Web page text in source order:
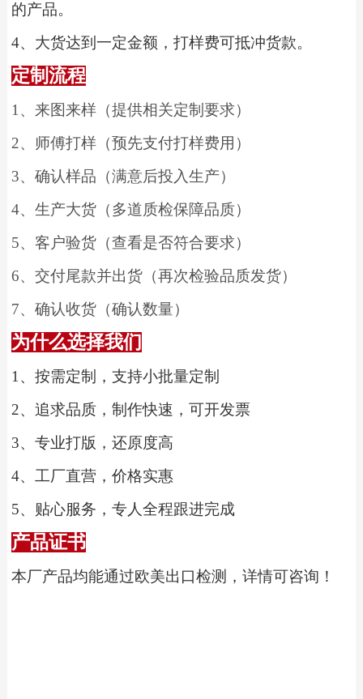
的产品。
4、 大货达到一定金额，打样费可抵冲货款。
定制流程
1 、 来图来样（提供相关定制要求）
2、 师傅打样（预先支付打样费用）
3、 确认样品（满意后投入生产）
4、 生产大货（多道质检保障品质）
5、 客户验货（查看是否符合要求）
6、 交付尾款并出货（再次检验品质发货）
7、 确认收货（确认数量）
为什么选择我们
1、 按需定制，支持小批量定制
2、 追求品质，制作快速，可开发票
3、 专业打版，还原度高
4、 工厂直营，价格实惠
5、 贴心服务，专人全程跟进完成
产品证书
本厂产品均能通过欧美出口检测，详情可咨询！